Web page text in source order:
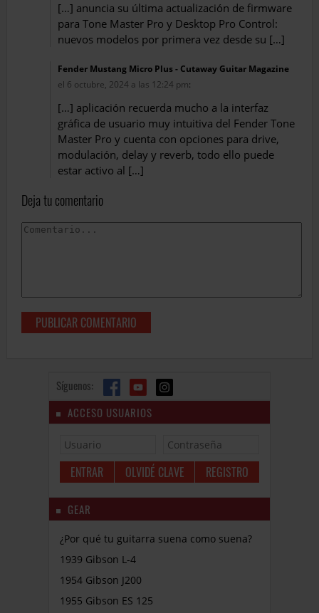
[…] anuncia su última actualización de firmware
para Tone Master Pro y Desktop Pro Control:
nuevos modelos por primera vez desde su […]
Fender Mustang Micro Plus - Cutaway Guitar Magazine
el 6 octubre, 2024 a las 12:24 pm:
[…] aplicación recuerda mucho a la interfaz
gráfica de usuario muy intuitiva del Fender Tone
Master Pro y cuenta con opciones para drive,
modulación, delay y reverb, todo ello puede
estar activo al […]
Deja tu comentario
Síguenos:
ACCESO USUARIOS
OLVIDÉ CLAVE REGISTRO
GEAR
¿Por qué tu guitarra suena como suena?
1939 Gibson L-4
1954 Gibson J200
1955 Gibson ES 125